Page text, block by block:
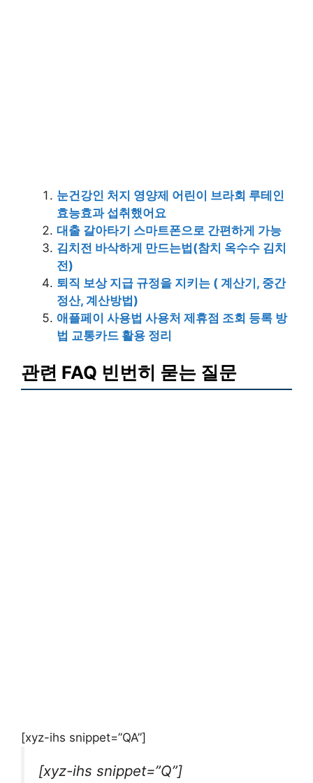
눈건강인 처지 영양제 어린이 브라회 루테인
효능효과 섭취했어요
대출 갈아타기 스마트폰으로 간편하게 가능
김치전 바삭하게 만드는법(참치 옥수수 김치
전)
퇴직 보상 지급 규정을 지키는 ( 계산기, 중간
정산, 계산방법)
애플페이 사용법 사용처 제휴점 조회 등록 방
법 교통카드 활용 정리
관련 FAQ 빈번히 묻는 질문
[xyz-ihs snippet=”QA”]
[xyz-ihs snippet=”Q”]